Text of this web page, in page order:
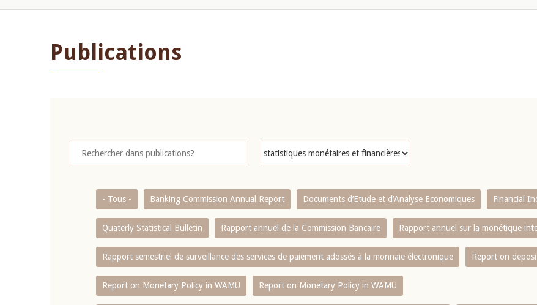
Publications
- Tous - Banking Commission Annual Report Documents d’Etude et d’Analyse Economiques Financial
Quaterly Statistical Bulletin Rapport annuel de la Commission Bancaire Rapport annuel sur la monétique
Rapport semestriel de surveillance des services de paiement adossés à la monnaie électronique Report on
Report on Monetary Policy in WAMU Report on Monetary Policy in WAMU